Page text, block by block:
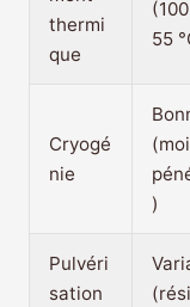
thermi
que
55
Cryogé
nie
)
Pulvéri
sation